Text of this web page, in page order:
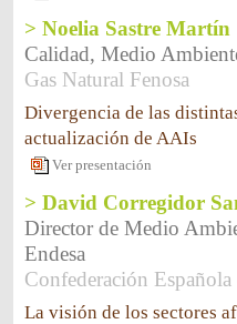
> Noelia Sastre Martín
Calidad, Medio
Gas Natural Fenosa
Divergencia de las
actualización de AAIs
Ver presentación
> David Corregidor
Director de Medio
Endesa
Confederación
La visión de los sectores